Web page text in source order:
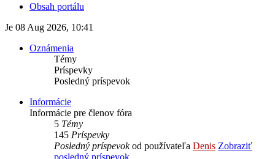
Obsah portálu
Je 08 Aug 2026, 10:41
Oznámenia
Témy
Príspevky
Posledný príspevok
Informácie
Informácie pre členov fóra
5 Témy
145 Príspevky
Posledný príspevokod používateľa Denis Zobraziť
posledný príspevok